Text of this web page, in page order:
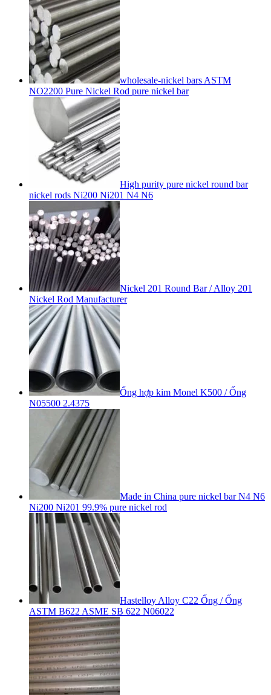
wholesale-nickel bars ASTM
NO2200 Pure Nickel Rod pure nickel bar
High purity pure nickel round bar
nickel rods Ni200 Ni201 N4 N6
Nickel 201 Round Bar / Alloy 201
Nickel Rod Manufacturer
Ống hợp kim Monel K500 / Ống
N05500 2.4375
Made in China pure nickel bar N4 N6
Ni200 Ni201 99.9% pure nickel rod
Hastelloy Alloy C22 Ống / Ống
ASTM B622 ASME SB 622 N06022